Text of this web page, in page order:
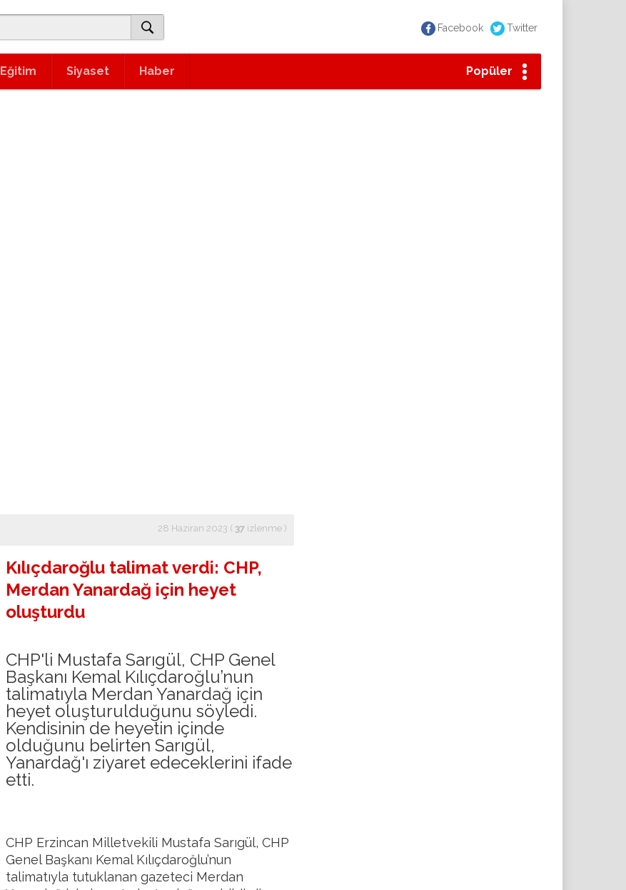
Facebook Twitter
Eğitim Siyaset Haber Popüler
28 Haziran 2023 ( 37 izlenme )
Kılıçdaroğlu talimat verdi: CHP,
Merdan Yanardağ için heyet
oluşturdu
CHP'li Mustafa Sarıgül, CHP Genel
Başkanı Kemal Kılıçdaroğlu’nun
talimatıyla Merdan Yanardağ için
heyet oluşturulduğunu söyledi.
Kendisinin de heyetin içinde
olduğunu belirten Sarıgül,
Yanardağ'ı ziyaret edeceklerini ifade
etti.
CHP Erzincan Milletvekili Mustafa Sarıgül, CHP
Genel Başkanı Kemal Kılıçdaroğlu’nun
talimatıyla tutuklanan gazeteci Merdan